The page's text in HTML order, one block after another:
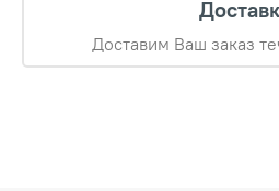
Доставим Ваш заказ